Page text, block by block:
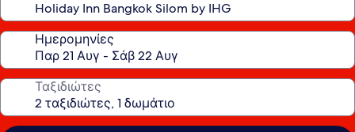
Ημερομηνίες
Ταξιδιώτες